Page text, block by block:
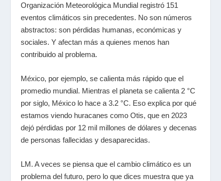
Organización Meteorológica Mundial registró 151
eventos climáticos sin precedentes. No son números
abstractos: son pérdidas humanas, económicas y
sociales. Y afectan más a quienes menos han
contribuido al problema.
México, por ejemplo, se calienta más rápido que el
promedio mundial. Mientras el planeta se calienta 2 °C
por siglo, México lo hace a 3.2 °C. Eso explica por qué
estamos viendo huracanes como Otis, que en 2023
dejó pérdidas por 12 mil millones de dólares y decenas
de personas fallecidas y desaparecidas.
LM. A veces se piensa que el cambio climático es un
problema del futuro, pero lo que dices muestra que ya